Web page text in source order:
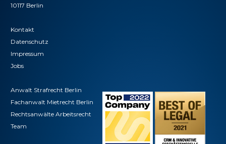
10117 Berlin
Kontakt
Datenschutz
Impressum
Jobs
Anwalt Strafrecht Berlin
Fachanwalt Mietrecht Berlin
Rechtsanwälte Arbeitsrecht
Team